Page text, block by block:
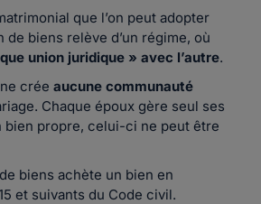
que l’on peut adopter
de biens relève d’un régime, où
union juridique » avec l’autre.
ne créeaucune communauté
Chaque époux gère seul ses
bien propre, celui-ci ne peut être
biens achète un bien en
et suivants du Code civil.